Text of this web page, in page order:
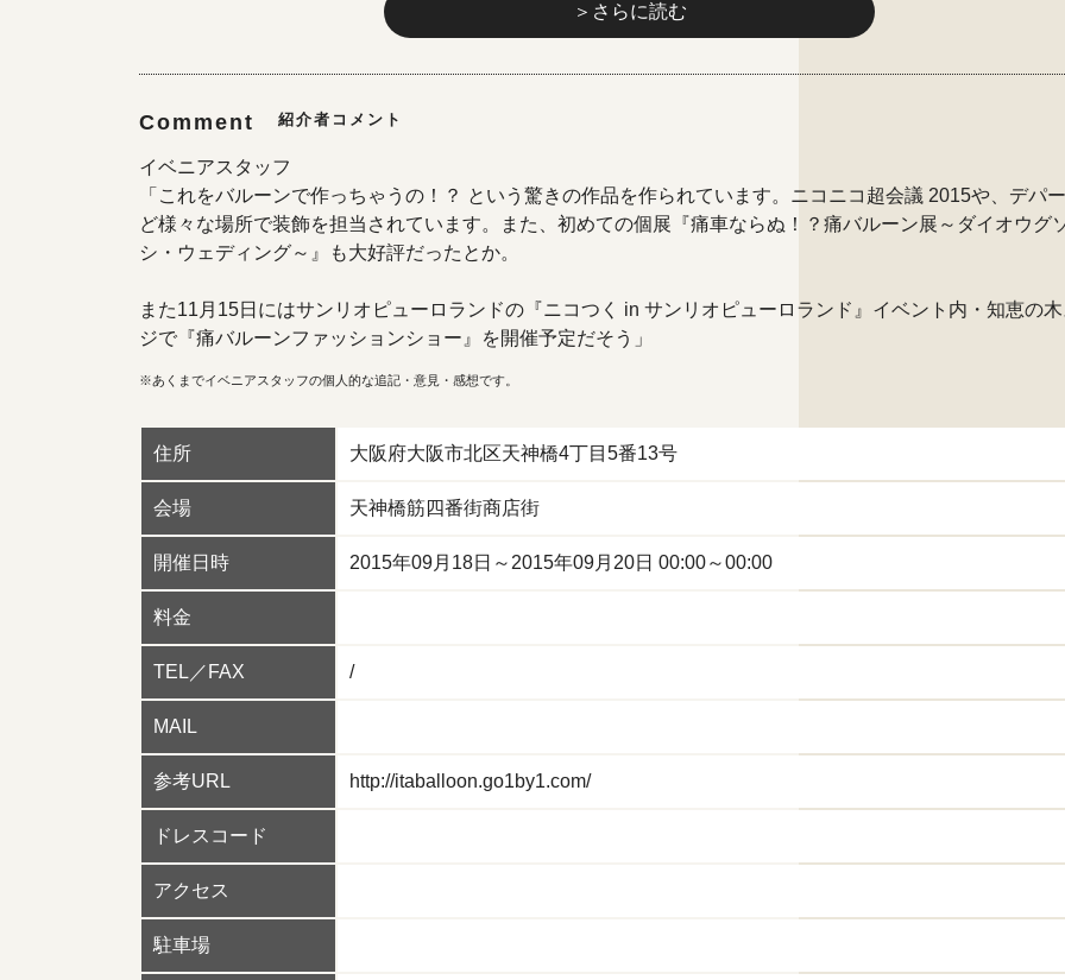
＞さらに読む
Comment 紹介者コメント
イベニアスタッフ
「これをバルーンで作っちゃうの！？ という驚きの作品を作られています。ニコニコ超会議 2015や、デパ
ど様々な場所で装飾を担当されています。また、初めての個展『痛車ならぬ！？痛バルーン展～ダイオウグ
シ・ウェディング～』も大好評だったとか。
また11月15日にはサンリオピューロランドの『ニコつく in サンリオピューロランド』イベント内・知恵の
ジで『痛バルーンファッションショー』を開催予定だそう」
※あくまでイベニアスタッフの個人的な追記・意見・感想です。
住所 大阪府大阪市北区天神橋4丁目5番13号
会場 天神橋筋四番街商店街
開催日時 2015年09月18日～2015年09月20日 00:00～00:00
料金
TEL／FAX /
MAIL
参考URL http://itaballoon.go1by1.com/
ドレスコード
アクセス
駐車場